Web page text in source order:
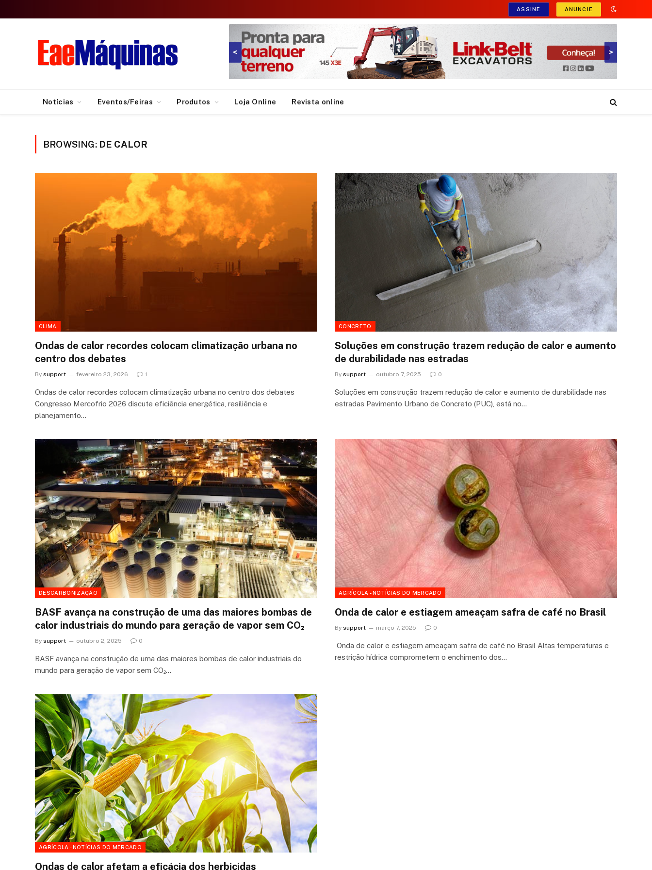
ASSINE ANUNCIE
>
<
Notícias Eventos/Feiras Produtos Loja Online Revista online
BROWSING: DE CALOR
CLIMA
Ondas de calor recordes colocam climatização urbana no
centro dos debates
By support fevereiro 23, 2026 1
Ondas de calor recordes colocam climatização urbana no centro dos debates
Congresso Mercofrio 2026 discute eficiência energética, resiliência e
planejamento…
CONCRETO
Soluções em construção trazem redução de calor e aumento
de durabilidade nas estradas
By support outubro 7, 2025 0
Soluções em construção trazem redução de calor e aumento de durabilidade nas
estradas Pavimento Urbano de Concreto (PUC), está no…
DESCARBONIZAÇÃO
BASF avança na construção de uma das maiores bombas de
calor industriais do mundo para geração de vapor sem CO₂
By support outubro 2, 2025 0
BASF avança na construção de uma das maiores bombas de calor industriais do
mundo para geração de vapor sem CO₂…
AGRÍCOLA - NOTÍCIAS DO MERCADO
Onda de calor e estiagem ameaçam safra de café no Brasil
By support março 7, 2025 0
Onda de calor e estiagem ameaçam safra de café no Brasil Altas temperaturas e
restrição hídrica comprometem o enchimento dos…
AGRÍCOLA - NOTÍCIAS DO MERCADO
Ondas de calor afetam a eficácia dos herbicidas